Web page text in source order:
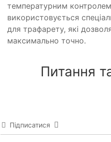
температурним
використовується
для трафарету, які
максимально точно.
Питання
Підписатися